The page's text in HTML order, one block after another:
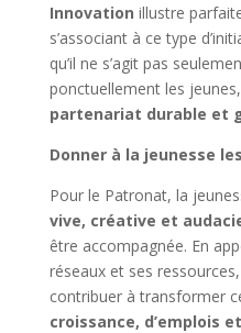
Innovation illustre
s’associant à ce type
qu’il ne s’agit pas
ponctuellement les
partenariat durable et
Donner à la jeunesse
Pour le Patronat, la
vive, créative et
être accompagnée. En
réseaux et ses
contribuer à transformer
croissance, d’emplois